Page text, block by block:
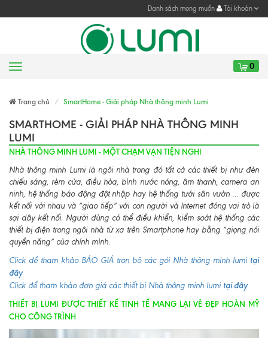
Danh sách mong muốn Tài khoản
Menu 0
Trang chủ SmartHome - Giải pháp Nhà thông minh Lumi
SMARTHOME - GIẢI PHÁP NHÀ THÔNG MINH
LUMI
NHÀ THÔNG MINH LUMI - MỘT CHẠM VẠN TIỆN NGHI
Nhà thông minh Lumi là ngôi nhà trong đó tất cả các thiết bị như đèn
chiếu sáng, rèm cửa, điều hòa, bình nước nóng, âm thanh, camera an
ninh, hệ thống báo động đột nhập hay hệ thống tưới sân vườn … được
kết nối với nhau và “giao tiếp” với con người và Internet đóng vai trò là
sợi dây kết nối. Người dùng có thể điều khiển, kiểm soát hệ thống các
thiết bị điện trong ngôi nhà từ xa trên Smartphone hay bằng “giọng nói
quyền năng” của chính mình.
Click để tham khảo BÁO GIÁ trọn bộ các gói Nhà thông minh lumi tại
đây
Click để tham khảo đơn giá các thiết bị Nhà thông minh lumi tại đây
THIẾT BỊ LUMI ĐƯỢC THIẾT KẾ TINH TẾ MANG LẠI VẺ ĐẸP HOÀN MỸ
CHO CÔNG TRÌNH